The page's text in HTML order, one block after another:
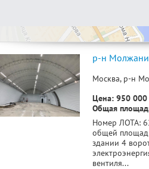
р-н
Москва, р-н
Цена: 950 000
Общая
Номер ЛОТА:
общей
здании 4
вентиля...